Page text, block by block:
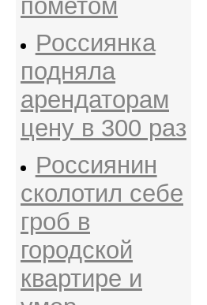
пометом
Россиянка
подняла
арендаторам
цену в 300 раз
Россиянин
сколотил себе
гроб в
городской
квартире и